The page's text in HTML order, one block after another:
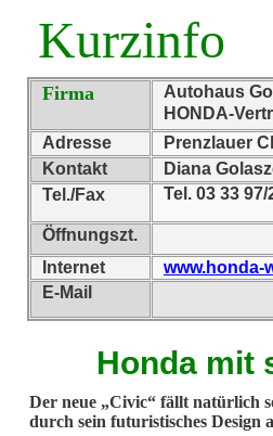
Kurzinfo
Firma
Autohaus
HONDA-
Adresse
Prenzlauer
Kontakt
Diana
Tel./Fax
Tel. 03 33 97/
Öffnungszt.
Internet
www.honda-
E-Mail
Honda mit
Der neue „Civic“ fällt natürlich
durch sein futuristisches Design